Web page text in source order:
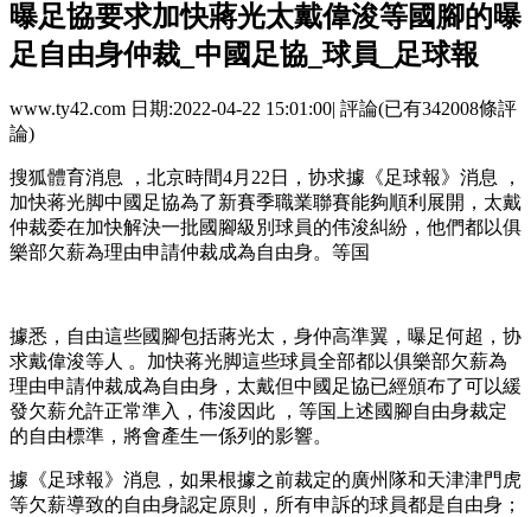
曝足協要求加快蔣光太戴偉浚等國腳的曝
足自由身仲裁_中國足協_球員_足球報
www.ty42.com 日期:2022-04-22 15:01:00| 評論(已有342008條評
論)
搜狐體育消息 ，北京時間4月22日，协求據《足球報》消息 ，
加快蒋光脚中國足協為了新賽季職業聯賽能夠順利展開，太戴
仲裁委在加快解決一批國腳級別球員的伟浚糾紛 ，他們都以俱
樂部欠薪為理由申請仲裁成為自由身。等国
據悉，自由這些國腳包括蔣光太，身仲高準翼，曝足何超，协
求戴偉浚等人 。加快蒋光脚這些球員全部都以俱樂部欠薪為
理由申請仲裁成為自由身，太戴但中國足協已經頒布了可以緩
發欠薪允許正常準入，伟浚因此 ，等国上述國腳自由身裁定
的自由標準，將會產生一係列的影響 。
據《足球報》消息，如果根據之前裁定的廣州隊和天津津門虎
等欠薪導致的自由身認定原則 ，所有申訴的球員都是自由身；